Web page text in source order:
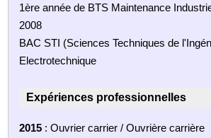
1ère année de BTS Maintenance
2008
BAC STI (Sciences Techniques de
Electrotechnique
Expériences professionnelles
2015 : Ouvrier carrier / Ouvrière carrière